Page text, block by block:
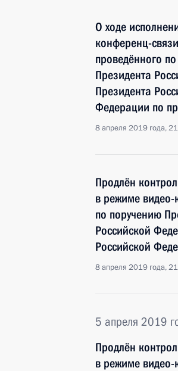
О ходе
конференц-
проведённого
Президента
Президента
Федерации по
8 апреля 2019 года,
Продлён
в режиме видео-
по поручению
Российской
Российской
8 апреля 2019 года,
5 апреля 2019
Продлён
в режиме видео-